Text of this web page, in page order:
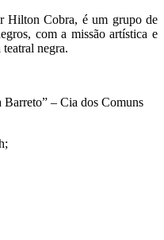
Hilton Cobra, é um grupo de
com a missão artística e
negra.
Barreto” – Cia dos Comuns